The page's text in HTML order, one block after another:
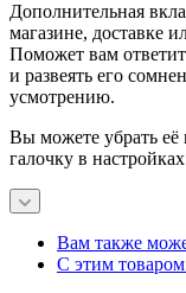
Дополнительная
магазине, доставке
Поможет вам
и развеять его
усмотрению.
Вы можете убрать её
галочку в
Вам также
С этим